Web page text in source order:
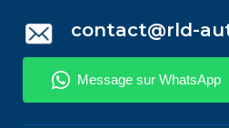
contact@rld-